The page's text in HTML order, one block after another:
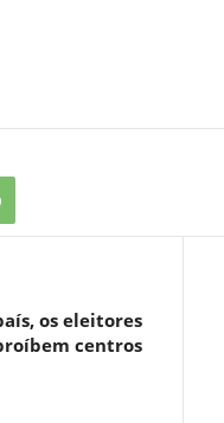
os eleitores
centros